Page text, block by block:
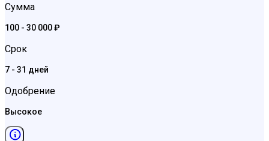
Сумма
100 - 30 000 ₽
Срок
7 - 31 дней
Одобрение
Высокое